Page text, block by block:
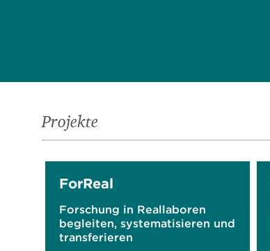
Projekte
ForReal
Forschung in Reallaboren
begleiten, systematisieren und
transferieren